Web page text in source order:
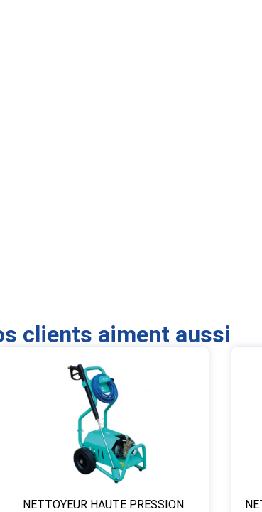
clients aiment aussi
NETTOYEUR HAUTE PRESSION